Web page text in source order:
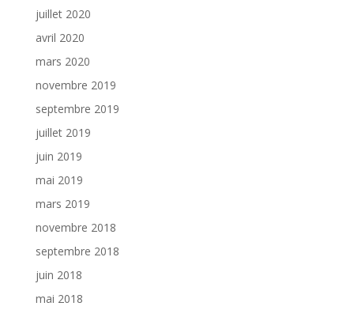
juillet 2020
avril 2020
mars 2020
novembre 2019
septembre 2019
juillet 2019
juin 2019
mai 2019
mars 2019
novembre 2018
septembre 2018
juin 2018
mai 2018